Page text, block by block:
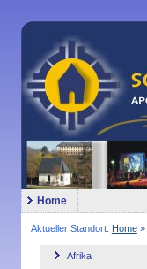
Home
Aktueller Standort: Home»
Afrika